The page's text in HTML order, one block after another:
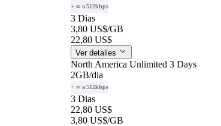
+ ∞ a 512kbps
3 Dias
3,80 US$/GB
22,80 US$
Ver detalles
North America Unlimited 3 Days
2GB/dia
+ ∞ a 512kbps
3 Dias
22,80 US$
3,80 US$/GB